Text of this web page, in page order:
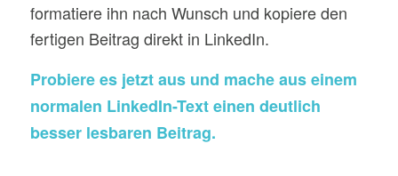
formatiere ihn nach Wunsch und kopiere den
fertigen Beitrag direkt in LinkedIn.
Probiere es jetzt aus und mache aus einem
normalen LinkedIn-Text einen deutlich
besser lesbaren Beitrag.